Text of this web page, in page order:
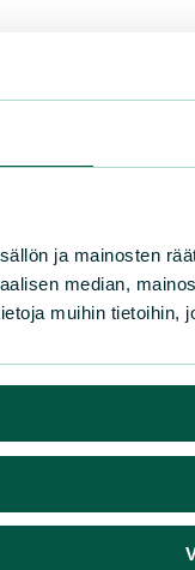
ja mainosten
median,
muihin tietoihin,